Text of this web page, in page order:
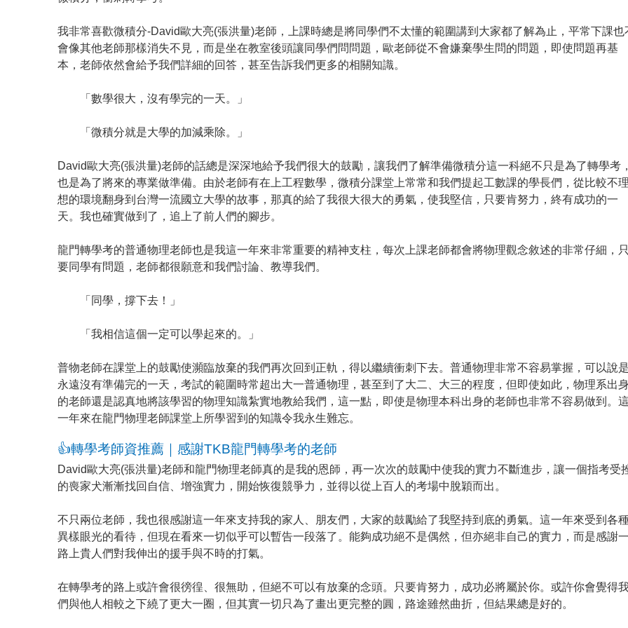
我非常喜歡微積分-David歐大亮(張洪量)老師，上課時總是將同學們不太懂的範圍講到大家都了解為止，平常下課也
會像其他老師那樣消失不見，而是坐在教室後頭讓同學們問問題，歐老師從不會嫌棄學生問的問題，即使問題再基
本，老師依然會給予我們詳細的回答，甚至告訴我們更多的相關知識。
「數學很大，沒有學完的一天。」
「微積分就是大學的加減乘除。」
David歐大亮(張洪量)老師的話總是深深地給予我們很大的鼓勵，讓我們了解準備微積分這一科絕不只是為了轉學考，
也是為了將來的專業做準備。由於老師有在上工程數學，微積分課堂上常常和我們提起工數課的學長們，從比較不理
想的環境翻身到台灣一流國立大學的故事，那真的給了我很大很大的勇氣，使我堅信，只要肯努力，終有成功的一
天。我也確實做到了，追上了前人們的腳步。
龍門轉學考的普通物理老師也是我這一年來非常重要的精神支柱，每次上課老師都會將物理觀念敘述的非常仔細，只
要同學有問題，老師都很願意和我們討論、教導我們。
「同學，撐下去！」
「我相信這個一定可以學起來的。」
普物老師在課堂上的鼓勵使瀕臨放棄的我們再次回到正軌，得以繼續衝刺下去。普通物理非常不容易掌握，可以說是
永遠沒有準備完的一天，考試的範圍時常超出大一普通物理，甚至到了大二、大三的程度，但即使如此，物理系出身
的老師還是認真地將該學習的物理知識紮實地教給我們，這一點，即使是物理本科出身的老師也非常不容易做到。這
一年來在龍門物理老師課堂上所學習到的知識令我永生難忘。
👍轉學考師資推薦｜感謝TKB龍門轉學考的老師
David歐大亮(張洪量)老師和龍門物理老師真的是我的恩師，再一次次的鼓勵中使我的實力不斷進步，讓一個指考受
的喪家犬漸漸找回自信、增強實力，開始恢復競爭力，並得以從上百人的考場中脫穎而出。
不只兩位老師，我也很感謝這一年來支持我的家人、朋友們，大家的鼓勵給了我堅持到底的勇氣。這一年來受到各
異樣眼光的看待，但現在看來一切似乎可以暫告一段落了。能夠成功絕不是偶然，但亦絕非自己的實力，而是感謝一
路上貴人們對我伸出的援手與不時的打氣。
在轉學考的路上或許會很徬徨、很無助，但絕不可以有放棄的念頭。只要肯努力，成功必將屬於你。或許你會覺得
們與他人相較之下繞了更大一圈，但其實一切只為了畫出更完整的圓，路途雖然曲折，但結果總是好的。